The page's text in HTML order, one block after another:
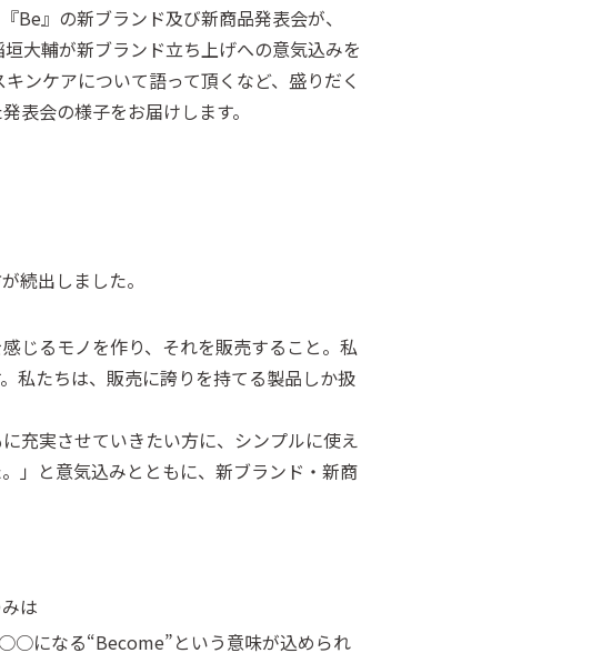
Be』の新ブランド及び新商品発表会が、
大輔が新ブランド立ち上げへの意気込みを
ンケアについて語って頂くなど、盛りだく
表会の様子をお届けします。
続出しました。
じるモノを作り、それを販売すること。私
私たちは、販売に誇りを持てる製品しか扱
充実させていきたい方に、シンプルに使え
」と意気込みとともに、新ブランド・新商
は
○○になる“Become”という意味が込められ